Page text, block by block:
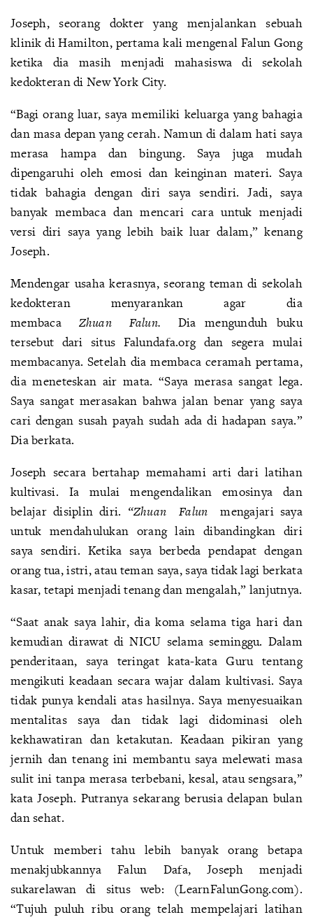
Joseph, seorang dokter yang menjalankan sebuah
klinik di Hamilton, pertama kali mengenal Falun Gong
ketika dia masih menjadi mahasiswa di sekolah
kedokteran di New York City.
“Bagi orang luar, saya memiliki keluarga yang bahagia
dan masa depan yang cerah. Namun di dalam hati saya
merasa hampa dan bingung. Saya juga mudah
dipengaruhi oleh emosi dan keinginan materi. Saya
tidak bahagia dengan diri saya sendiri. Jadi, saya
banyak membaca dan mencari cara untuk menjadi
versi diri saya yang lebih baik luar dalam,” kenang
Joseph.
Mendengar usaha kerasnya, seorang teman di sekolah
kedokteran menyarankan agar dia
membaca Zhuan Falun. Dia mengunduh buku
tersebut dari situs Falundafa.org dan segera mulai
membacanya. Setelah dia membaca ceramah pertama,
dia meneteskan air mata. “Saya merasa sangat lega.
Saya sangat merasakan bahwa jalan benar yang saya
cari dengan susah payah sudah ada di hadapan saya.”
Dia berkata.
Joseph secara bertahap memahami arti dari latihan
kultivasi. Ia mulai mengendalikan emosinya dan
belajar disiplin diri. “Zhuan Falun mengajari saya
untuk mendahulukan orang lain dibandingkan diri
saya sendiri. Ketika saya berbeda pendapat dengan
orang tua, istri, atau teman saya, saya tidak lagi berkata
kasar, tetapi menjadi tenang dan mengalah,” lanjutnya.
“Saat anak saya lahir, dia koma selama tiga hari dan
kemudian dirawat di NICU selama seminggu. Dalam
penderitaan, saya teringat kata-kata Guru tentang
mengikuti keadaan secara wajar dalam kultivasi. Saya
tidak punya kendali atas hasilnya. Saya menyesuaikan
mentalitas saya dan tidak lagi didominasi oleh
kekhawatiran dan ketakutan. Keadaan pikiran yang
jernih dan tenang ini membantu saya melewati masa
sulit ini tanpa merasa terbebani, kesal, atau sengsara,”
kata Joseph. Putranya sekarang berusia delapan bulan
dan sehat.
Untuk memberi tahu lebih banyak orang betapa
menakjubkannya Falun Dafa, Joseph menjadi
sukarelawan di situs web: (LearnFalunGong.com).
“Tujuh puluh ribu orang telah mempelajari latihan